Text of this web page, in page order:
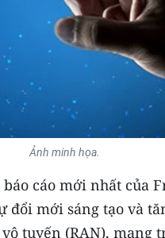
Ảnh minh họa.
cáo mới nhất của
đổi mới sáng tạo và
tuyến (RAN),